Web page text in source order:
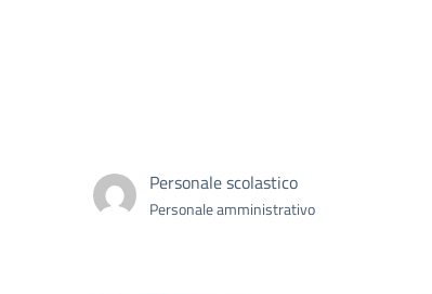
Personale scolastico
Personale amministrativo